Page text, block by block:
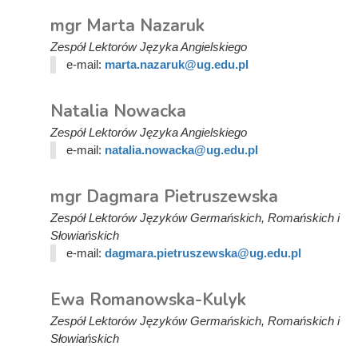
mgr Marta Nazaruk
Zespół Lektorów Języka Angielskiego
e-mail: marta.nazaruk@ug.edu.pl
Natalia Nowacka
Zespół Lektorów Języka Angielskiego
e-mail: natalia.nowacka@ug.edu.pl
mgr Dagmara Pietruszewska
Zespół Lektorów Języków Germańskich, Romańskich i
Słowiańskich
e-mail: dagmara.pietruszewska@ug.edu.pl
Ewa Romanowska-Kulyk
Zespół Lektorów Języków Germańskich, Romańskich i
Słowiańskich